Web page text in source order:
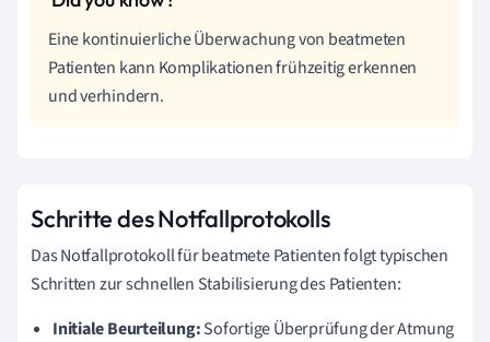
Eine kontinuierliche Überwachung von beatmeten
Patienten kann Komplikationen frühzeitig erkennen
und verhindern.
Schritte des Notfallprotokolls
Das Notfallprotokoll für beatmete Patienten folgt typischen
Schritten zur schnellen Stabilisierung des Patienten:
Initiale Beurteilung:Sofortige Überprüfung der Atmung